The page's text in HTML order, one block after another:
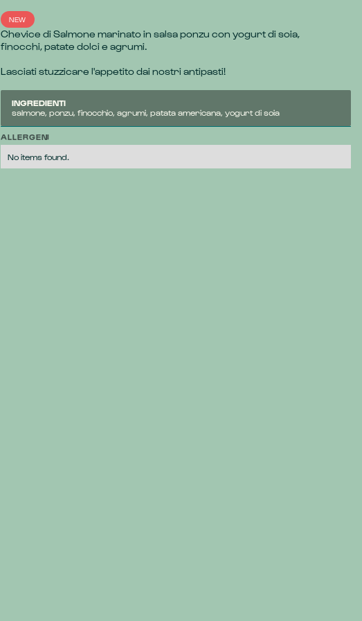
NEW
Chevice di Salmone marinato in salsa ponzu con yogurt di soia,
finocchi, patate dolci e agrumi.
Lasciati stuzzicare l'appetito dai nostri antipasti!
INGREDIENTI
salmone, ponzu, finocchio, agrumi, patata americana, yogurt di soia
ALLERGENI
No items found.